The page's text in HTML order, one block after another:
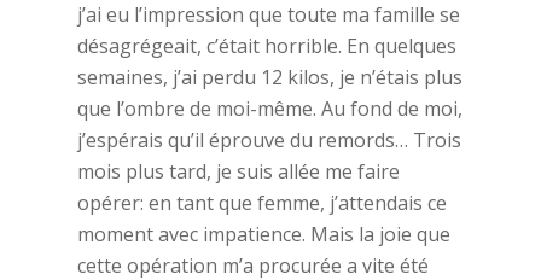
j’ai eu l’impression que toute ma famille se
désagrégeait, c’était horrible. En quelques
semaines, j’ai perdu 12 kilos, je n’étais plus
que l’ombre de moi-même. Au fond de moi,
j’espérais qu’il éprouve du remords… Trois
mois plus tard, je suis allée me faire
opérer: en tant que femme, j’attendais ce
moment avec impatience. Mais la joie que
cette opération m’a procurée a vite été